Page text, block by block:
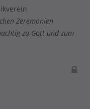
Zeremonien
zu Gott und zum